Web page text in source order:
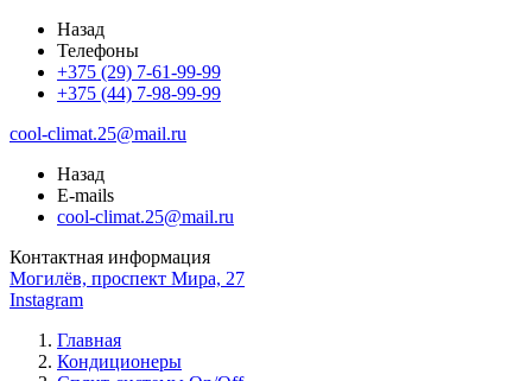
Назад
Телефоны
+375 (29) 7-61-99-99
+375 (44) 7-98-99-99
cool-climat.25@mail.ru
Назад
E-mails
cool-climat.25@mail.ru
Контактная информация
Могилёв, проспект Мира, 27
Instagram
Главная
Кондиционеры